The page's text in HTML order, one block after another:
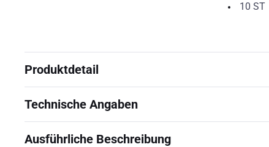
10 ST
Produktdetail
Technische Angaben
Ausführliche Beschreibung